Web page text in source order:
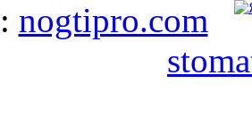
nogtipro.com